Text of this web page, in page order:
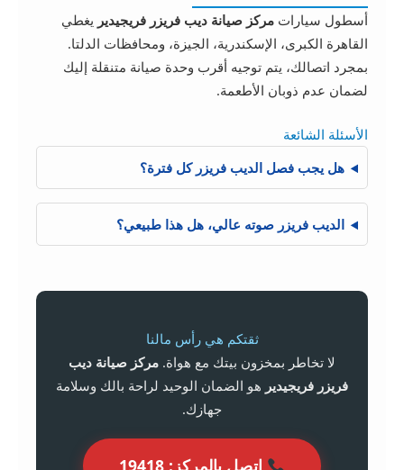
أسطول سيارات مركز صيانة ديب فريزر فريجيدير يغطي
القاهرة الكبرى، الإسكندرية، الجيزة، ومحافظات الدلتا.
بمجرد اتصالك، يتم توجيه أقرب وحدة صيانة متنقلة إليك
لضمان عدم ذوبان الأطعمة.
الأسئلة الشائعة
هل يجب فصل الديب فريزر كل فترة؟
الديب فريزر صوته عالي، هل هذا طبيعي؟
ثقتكم هي رأس مالنا
لا تخاطر بمخزون بيتك مع هواة. مركز صيانة ديب
فريزر فريجيدير هو الضمان الوحيد لراحة بالك وسلامة
جهازك.